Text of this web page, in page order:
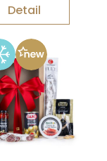
Detail